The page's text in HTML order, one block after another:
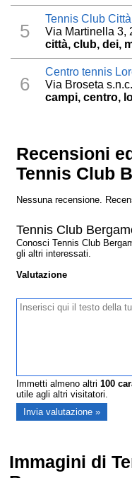
5
Tennis Club
Via Martinella 3,
città, club, dei,
6
Centro tennis
Via Broseta
campi, centro,
Recensioni
Tennis Club
Nessuna recensione.
Tennis Club
Conosci Tennis Club
gli altri interessati.
Valutazione
Immetti almeno altri100
utile agli altri visitatori.
Immagini di